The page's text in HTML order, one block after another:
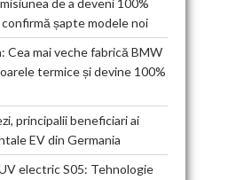
de a deveni 100%
șapte modele noi
Cea mai veche fabrică BMW
termice și devine 100%
principalii beneficiari ai
EV din Germania
electric S05: Tehnologie